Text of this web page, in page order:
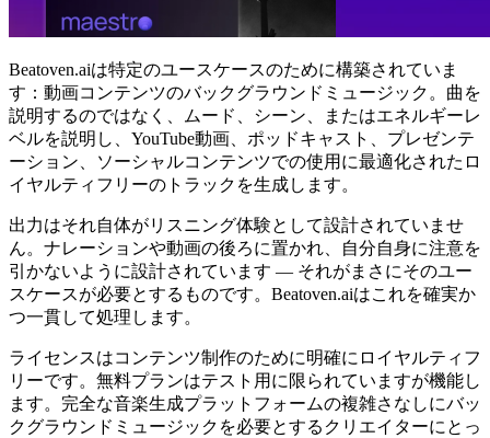
Beatoven.aiは特定のユースケースのために構築されていま
す：動画コンテンツのバックグラウンドミュージック。曲を
説明するのではなく、ムード、シーン、またはエネルギーレ
ベルを説明し、YouTube動画、ポッドキャスト、プレゼンテ
ーション、ソーシャルコンテンツでの使用に最適化されたロ
イヤルティフリーのトラックを生成します。
出力はそれ自体がリスニング体験として設計されていませ
ん。ナレーションや動画の後ろに置かれ、自分自身に注意を
引かないように設計されています — それがまさにそのユー
スケースが必要とするものです。Beatoven.aiはこれを確実か
つ一貫して処理します。
ライセンスはコンテンツ制作のために明確にロイヤルティフ
リーです。無料プランはテスト用に限られていますが機能し
ます。完全な音楽生成プラットフォームの複雑さなしにバッ
クグラウンドミュージックを必要とするクリエイターにとっ